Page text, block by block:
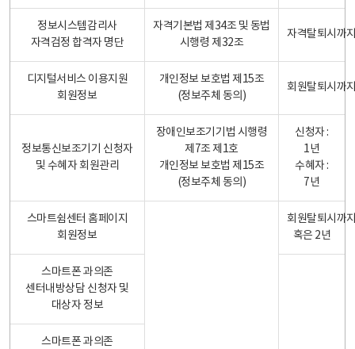
정보시스템감리사
자격검정 합격자 명단
자격기본법 제34조 및 동법
시행령 제32조
자격탈퇴시까
디지털서비스 이용지원
회원정보
개인정보 보호법 제15조
(정보주체 동의)
회원탈퇴시까
정보통신보조기기 신청자
및 수혜자 회원관리
장애인보조기기법 시행령
제7조 제1호
개인정보 보호법 제15조
(정보주체 동의)
신청자 :
1년
수혜자 :
7년
스마트쉼센터 홈페이지
회원정보
회원탈퇴시까
혹은 2년
스마트폰 과의존
센터내방상담 신청자 및
대상자 정보
스마트폰 과의존